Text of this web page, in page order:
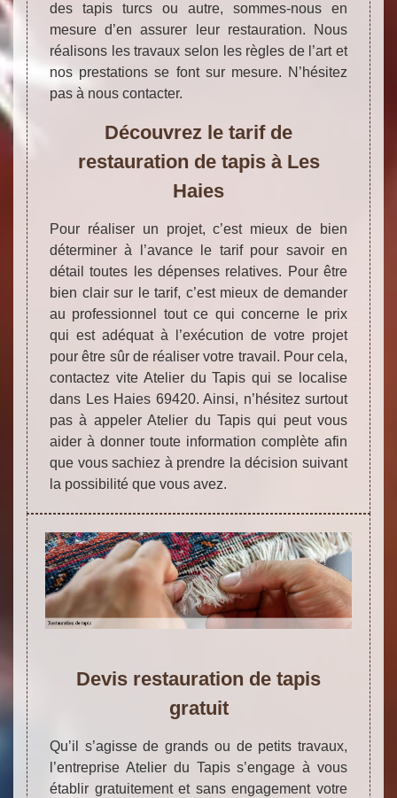
des tapis turcs ou autre, sommes-nous en
mesure d’en assurer leur restauration. Nous
réalisons les travaux selon les règles de l’art et
nos prestations se font sur mesure. N’hésitez
pas à nous contacter.
Découvrez le tarif de
restauration de tapis à Les
Haies
Pour réaliser un projet, c’est mieux de bien
déterminer à l’avance le tarif pour savoir en
détail toutes les dépenses relatives. Pour être
bien clair sur le tarif, c’est mieux de demander
au professionnel tout ce qui concerne le prix
qui est adéquat à l’exécution de votre projet
pour être sûr de réaliser votre travail. Pour cela,
contactez vite Atelier du Tapis qui se localise
dans Les Haies 69420. Ainsi, n’hésitez surtout
pas à appeler Atelier du Tapis qui peut vous
aider à donner toute information complète afin
que vous sachiez à prendre la décision suivant
la possibilité que vous avez.
Devis restauration de tapis
gratuit
Qu’il s’agisse de grands ou de petits travaux,
l’entreprise Atelier du Tapis s’engage à vous
établir gratuitement et sans engagement votre